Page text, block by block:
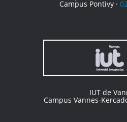
Campus Pontivy ·
IUT de
Campus Vannes-